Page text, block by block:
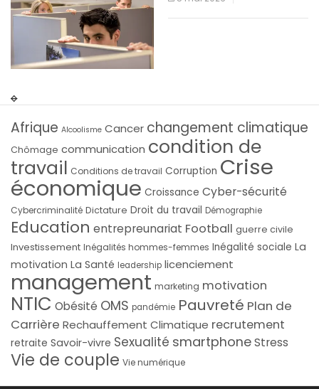
Afrique Alcoolisme Cancer changement climatique
Chômage communication condition de
travail Conditions de travail Corruption Crise
économique Croissance Cyber-sécurité
Cybercriminalité Dictature Droit du travail Démographie
Education entrepreunariat Football guerre civile
Investissement Inégalités hommes-femmes Inégalité sociale La
motivation La Santé leadership licenciement
management marketing motivation
NTIC Obésité OMS pandémie Pauvreté Plan de
Carrière Rechauffement Climatique recrutement
retraite Savoir-vivre Sexualité smartphoneStress
Vie de couple Vie numérique